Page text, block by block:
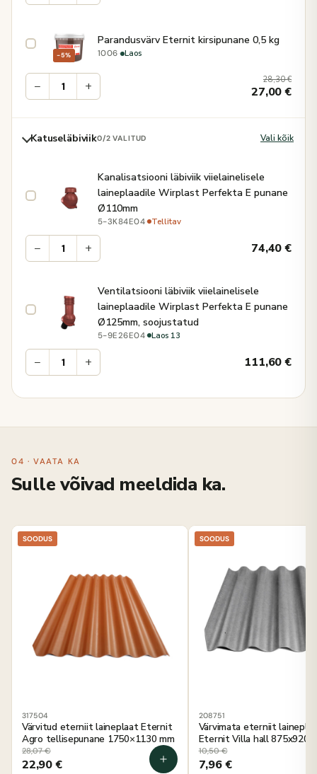
−5%
Parandusvärv Eternit kirsipunane 0,5 kg
1006· Laos
− + 28,30€
27,00€
Katuseläbiviik0/2 VALITUD Vali kõik
Kanalisatsiooni läbiviik viielainelisele
laineplaadile Wirplast Perfekta E punane
Ø110mm
5-3K84E04· Tellitav
− + 74,40€
Ventilatsiooni läbiviik viielainelisele
laineplaadile Wirplast Perfekta E punane
Ø125mm, soojustatud
5-9E26E04· Laos 13
− + 111,60€
04 · VAATA KA
Sulle võivad meeldida ka.
SOODUS
317504
Värvitud eterniit laineplaat Eternit
Agro tellisepunane 1750×1130 mm
28,07€
22,90€
SOODUS
208751
Värvimata eterniit
Eternit Villa hall 875x920
10,50€
7,96€